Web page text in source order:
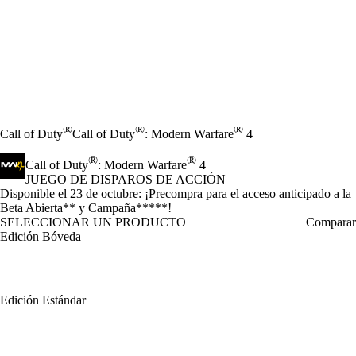
Call of Duty®Call of Duty®: Modern Warfare® 4
Call of Duty®: Modern Warfare® 4
JUEGO DE DISPAROS DE ACCIÓN
Product Notification
Disponible el 23 de octubre: ¡Precompra para el acceso anticipado a la
Beta Abierta** y Campaña*****!
SELECCIONAR UN PRODUCTO
Comparar
Edición Bóveda
Edición Estándar